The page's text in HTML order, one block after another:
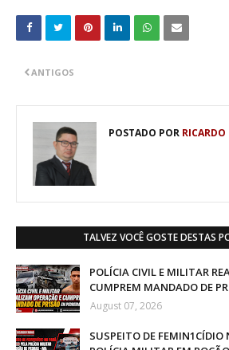
ANTIGOS
POSTADO POR RICARDO
TALVEZ VOCÊ GOSTE DESTAS
POLÍCIA CIVIL E MILITAR
CUMPREM MANDADO DE
August 07, 2026
SUSPEITO DE FEMIN1CÍDIO